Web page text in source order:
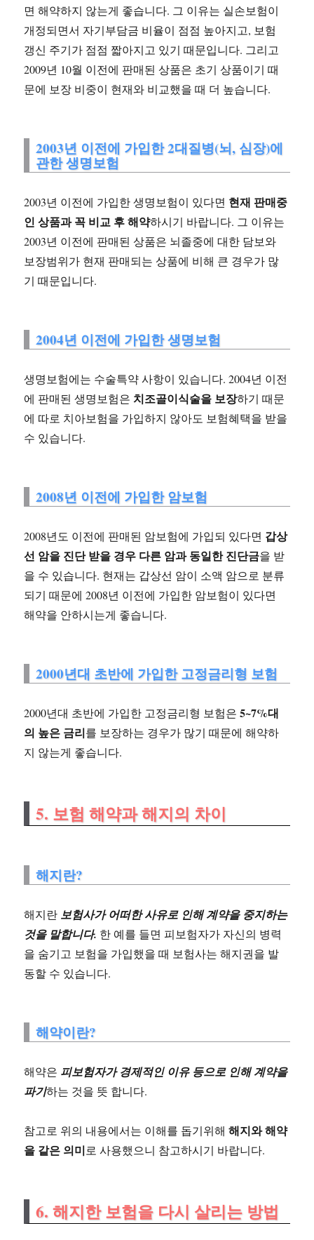
면 해약하지 않는게 좋습니다. 그 이유는 실손보험이
개정되면서 자기부담금 비율이 점점 높아지고, 보험
갱신 주기가 점점 짧아지고 있기 때문입니다. 그리고
2009년 10월 이전에 판매된 상품은 초기 상품이기 때
문에 보장 비중이 현재와 비교했을 때 더 높습니다.
2003년 이전에 가입한 2대질병(뇌, 심장)에
관한 생명보험
2003년 이전에 가입한 생명보험이 있다면 현재 판매중
인 상품과 꼭 비교 후 해약하시기 바랍니다. 그 이유는
2003년 이전에 판매된 상품은 뇌졸중에 대한 담보와
보장범위가 현재 판매되는 상품에 비해 큰 경우가 많
기 때문입니다.
2004년 이전에 가입한 생명보험
생명보험에는 수술특약 사항이 있습니다. 2004년 이전
에 판매된 생명보험은치조골이식술을 보장하기 때문
에 따로 치아보험을 가입하지 않아도 보험혜택을 받을
수 있습니다.
2008년 이전에 가입한 암보험
2008년도 이전에 판매된 암보험에 가입되 있다면 갑상
선 암을 진단 받을 경우 다른 암과 동일한 진단금을 받
을 수 있습니다. 현재는 갑상선 암이 소액 암으로 분류
되기 때문에 2008년 이전에 가입한 암보험이 있다면
해약을 안하시는게 좋습니다.
2000년대 초반에 가입한 고정금리형 보험
2000년대 초반에 가입한 고정금리형 보험은 5~7%대
의 높은 금리를 보장하는 경우가 많기 때문에 해약하
지 않는게 좋습니다.
5. 보험 해약과 해지의 차이
해지란?
해지란 보험사가 어떠한 사유로 인해 계약을 중지하는
것을 말합니다. 한 예를 들면 피보험자가 자신의 병력
을 숨기고 보험을 가입했을 때 보험사는 해지권을 발
동할 수 있습니다.
해약이란?
해약은 피보험자가 경제적인 이유 등으로 인해 계약을
파기하는 것을 뜻 합니다.
참고로 위의 내용에서는 이해를 돕기위해해지와 해약
을 같은 의미로 사용했으니 참고하시기 바랍니다.
6. 해지한 보험을 다시 살리는 방법